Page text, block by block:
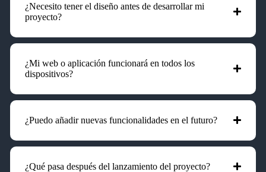
¿Necesito tener el diseño antes de desarrollar mi
proyecto?
¿Mi web o aplicación funcionará en todos los
dispositivos?
¿Puedo añadir nuevas funcionalidades en el futuro?
¿Qué pasa después del lanzamiento del proyecto?